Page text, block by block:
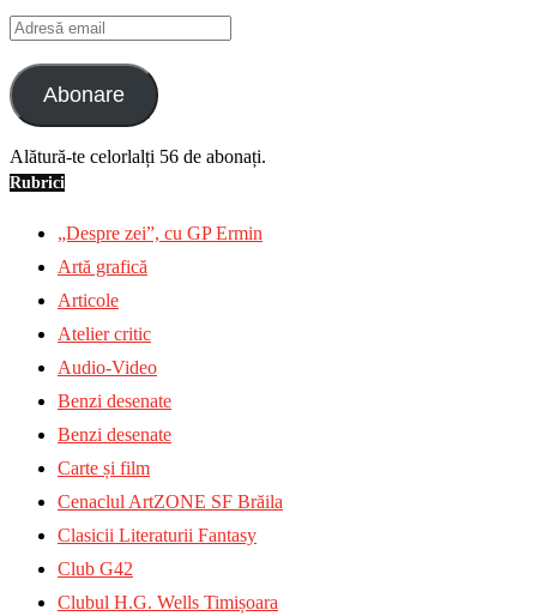
Adresă
email
Abonare
Alătură-te celorlalți 56 de abonați.
Rubrici
„Despre zei”, cu GP Ermin
Artă grafică
Articole
Atelier critic
Audio-Video
Benzi desenate
Benzi desenate
Carte și film
Cenaclul ArtZONE SF Brăila
Clasicii Literaturii Fantasy
Club G42
Clubul H.G. Wells Timișoara